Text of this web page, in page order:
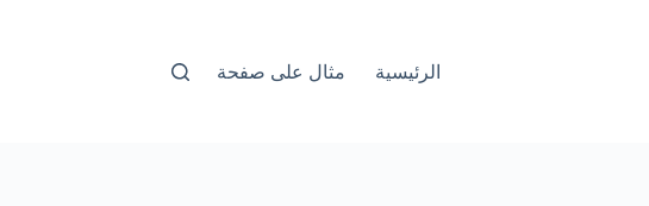
الرئيسية مثال على صفحة